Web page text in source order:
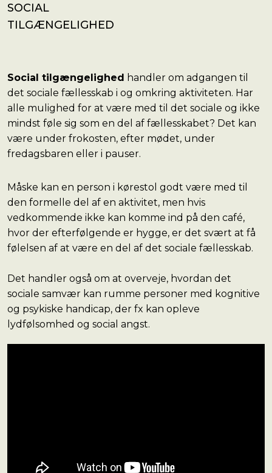
SOCIAL
TILGÆNGELIGHED
Social tilgængelighed handler om adgangen til
det sociale fællesskab i og omkring aktiviteten. Har
alle mulighed for at være med til det sociale og ikke
mindst føle sig som en del af fællesskabet? Det kan
være under frokosten, efter mødet, under
fredagsbaren eller i pauser.
Måske kan en person i kørestol godt være med til
den formelle del af en aktivitet, men hvis
vedkommende ikke kan komme ind på den café,
hvor der efterfølgende er hygge, er det svært at få
følelsen af at være en del af det sociale fællesskab.
Det handler også om at overveje, hvordan det
sociale samvær kan rumme personer med kognitive
og psykiske handicap, der fx kan opleve
lydfølsomhed og social angst.